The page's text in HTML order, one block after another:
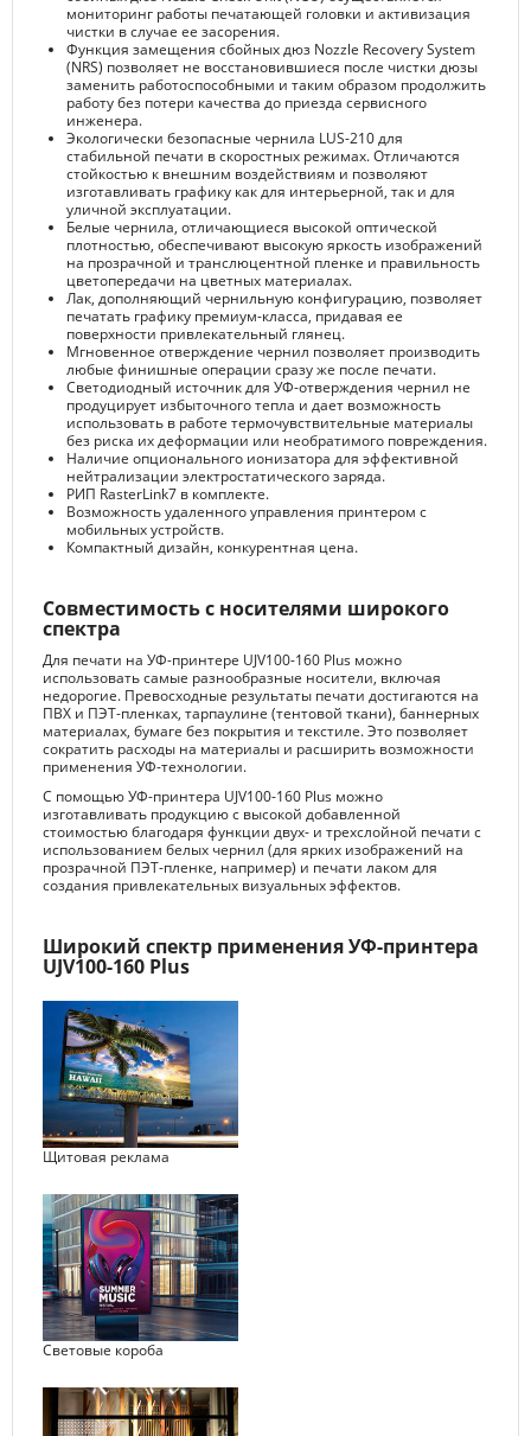
мониторинг работы печатающей головки и активизация
чистки в случае ее засорения.
Функция замещения сбойных дюз Nozzle Recovery System
(NRS) позволяет не восстановившиеся после чистки дюзы
заменить работоспособными и таким образом продолжить
работу без потери качества до приезда сервисного
инженера.
Экологически безопасные чернила LUS-210 для
стабильной печати в скоростных режимах. Отличаются
стойкостью к внешним воздействиям и позволяют
изготавливать графику как для интерьерной, так и для
уличной эксплуатации.
Белые чернила, отличающиеся высокой оптической
плотностью, обеспечивают высокую яркость изображений
на прозрачной и транслюцентной пленке и правильность
цветопередачи на цветных материалах.
Лак, дополняющий чернильную конфигурацию, позволяет
печатать графику премиум-класса, придавая ее
поверхности привлекательный глянец.
Мгновенное отверждение чернил позволяет производить
любые финишные операции сразу же после печати.
Светодиодный источник для УФ-отверждения чернил не
продуцирует избыточного тепла и дает возможность
использовать в работе термочувствительные материалы
без риска их деформации или необратимого повреждения.
Наличие опционального ионизатора для эффективной
нейтрализации электростатического заряда.
РИП RasterLink7 в комплекте.
Возможность удаленного управления принтером с
мобильных устройств.
Компактный дизайн, конкурентная цена.
Совместимость с носителями широкого
спектра
Для печати на УФ-принтере UJV100-160 Plus можно
использовать самые разнообразные носители, включая
недорогие. Превосходные результаты печати достигаются на
ПВХ и ПЭТ-пленках, тарпаулине (тентовой ткани), баннерных
материалах, бумаге без покрытия и текстиле. Это позволяет
сократить расходы на материалы и расширить возможности
применения УФ-технологии.
С помощью УФ-принтера UJV100-160 Plus можно
изготавливать продукцию с высокой добавленной
стоимостью благодаря функции двух- и трехслойной печати с
использованием белых чернил (для ярких изображений на
прозрачной ПЭТ-пленке, например) и печати лаком для
создания привлекательных визуальных эффектов.
Широкий спектр применения УФ-принтера
UJV100-160 Plus
Щитовая реклама
Световые короба